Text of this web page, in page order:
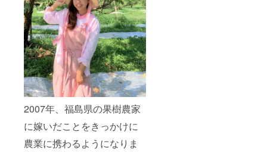
2007年、福島県の果樹農家
に嫁いだことをきっかけに
農業に携わるようになりま